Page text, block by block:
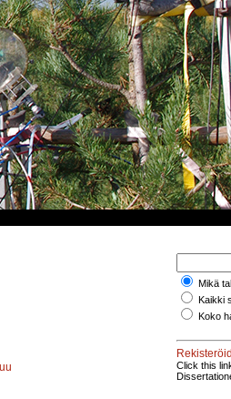
Mikä
Kaikki
Koko
Click this